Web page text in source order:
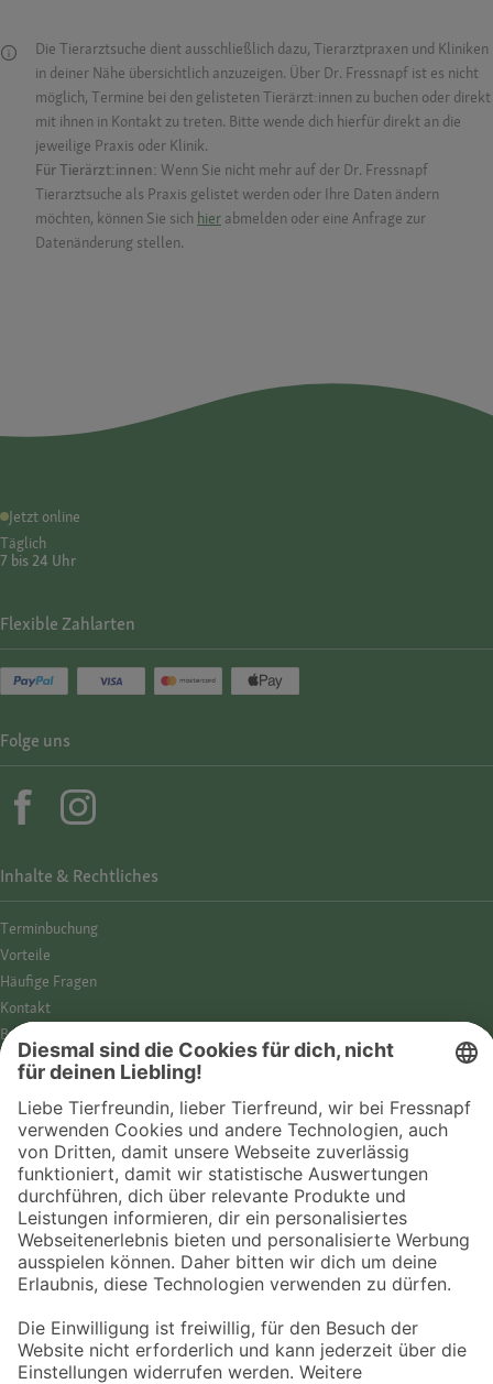
Die Tierarztsuche dient ausschließlich dazu, Tierarztpraxen und Kliniken
in deiner Nähe übersichtlich anzuzeigen. Über Dr. Fressnapf ist es nicht
möglich, Termine bei den gelisteten Tierärzt:innen zu buchen oder direkt
mit ihnen in Kontakt zu treten. Bitte wende dich hierfür direkt an die
jeweilige Praxis oder Klinik.
Für Tierärzt:innen: Wenn Sie nicht mehr auf der Dr. Fressnapf
Tierarztsuche als Praxis gelistet werden oder Ihre Daten ändern
möchten, können Sie sich hier abmelden oder eine Anfrage zur
Datenänderung stellen.
Jetzt online
Täglich
7 bis 24 Uhr
© 2026 Fressnapf Tiernahrungs GmbH
Inhalte & Rechtliches
Termin­buchung
Vorteile
Häufige Fragen
Kontakt
Barrierefreiheit
Impressum
Datenschutz­hinweise
Cookies
AGB
Entdecke Fressnapf
Tierversicherung
GPS-Tracker
Fressnapf Salon
Online-Shop
Flexible Zahlarten
Folge uns